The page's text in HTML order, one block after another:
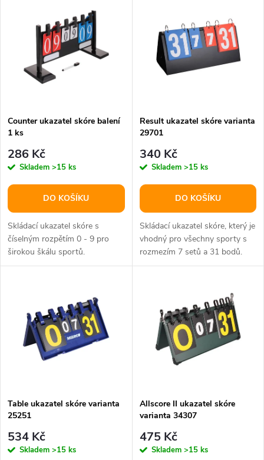
p
r
o
d
u
Abecedně
s
p
r
o
d
u
Counter ukazatel skóre balení
1 ks
286 Kč
Skladem >15 ks
DO KOŠÍKU
Skládací ukazatel skóre s
číselným rozpětím 0 - 9 pro
širokou škálu sportů.
Result ukazatel skóre varianta
29701
340 Kč
Skladem >15 ks
DO KOŠÍKU
Skládací ukazatel skóre, který je
vhodný pro všechny sporty s
rozmezím 7 setů a 31 bodů.
Lehce přenosný, za skvělou...
Table ukazatel skóre varianta
25251
534 Kč
Skladem >15 ks
Allscore II ukazatel skóre
varianta 34307
475 Kč
Skladem >15 ks